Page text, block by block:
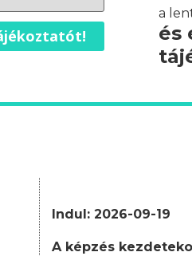
a
és
Indul: 2026-09-19
A képzés